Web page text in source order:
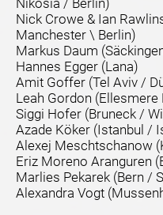
Nick Crowe & Ian
Manchester \ Berlin)
Markus Daum
Hannes Egger (Lana)
Amit Goffer (Tel Aviv /
Leah Gordon
Siggi Hofer (Bruneck /
Azade Köker (Istanbul /
Alexej Meschtschanow
Eriz Moreno Aranguren
Marlies Pekarek (Bern /
Alexandra Vogt